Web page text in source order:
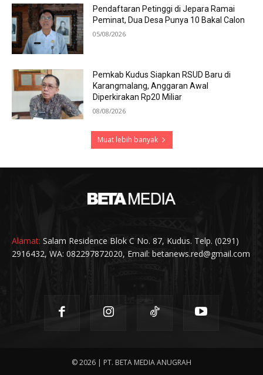
Pendaftaran Petinggi di Jepara Ramai
Peminat, Dua Desa Punya 10 Bakal Calon
05/08/2026
Pemkab Kudus Siapkan RSUD Baru di
Karangmalang, Anggaran Awal
Diperkirakan Rp20 Miliar
08/08/2026
Muat lebih banyak
Alamat: Salam Residence Blok C No. 87, Kudus. Telp. (0291)
2916432, WA: 082297872020, Email: betanews.red@gmail.com
© 2026 | PT. BETA MEDIA ANUGRAH